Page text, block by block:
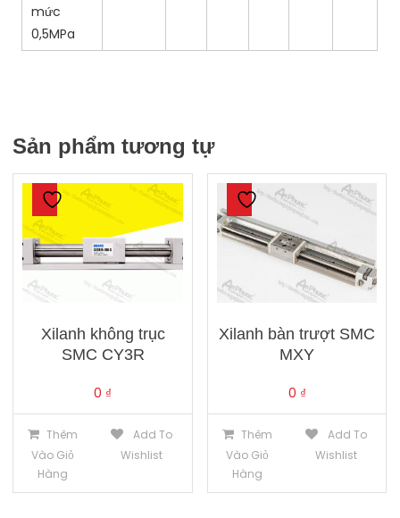
mức
0,5MPa
Sản phẩm tương tự
Xilanh không trục
SMC CY3R
0 ₫
Thêm
Vào Giỏ
Hàng
Add To
Wishlist
Xilanh bàn trượt SMC
MXY
0 ₫
Thêm
Vào Giỏ
Hàng
Add To
Wishlist